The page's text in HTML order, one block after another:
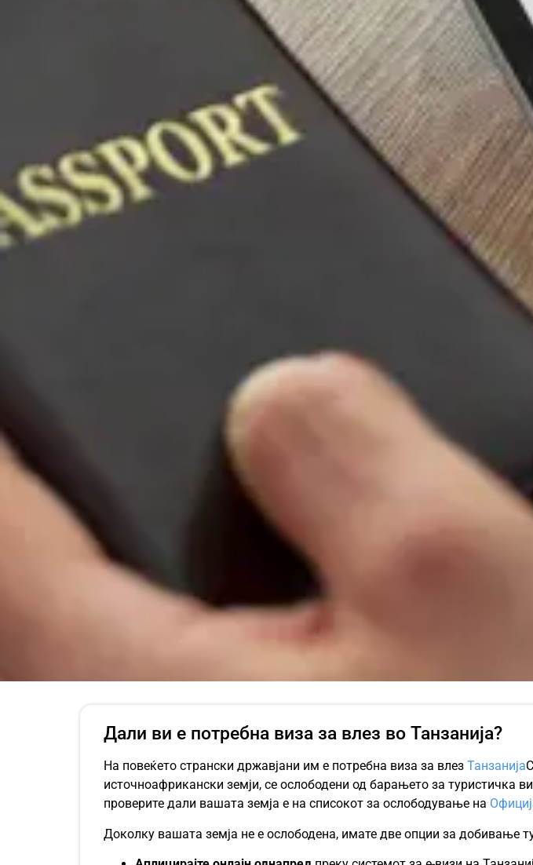
Дали ви е потребна виза за влез во Танзанија?
На повеќето странски државјани им е потребна виза за влез Танзанија
источноафрикански земји, се ослободени од барањето за туристичка
проверите дали вашата земја е на списокот за ослободување на
Доколку вашата земја не е ослободена, имате две опции за добивање